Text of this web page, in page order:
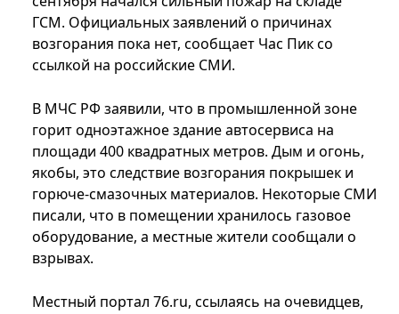
ГСМ. Официальных заявлений о причинах
возгорания пока нет, сообщает Час Пик со
ссылкой на российские СМИ.
В МЧС РФ заявили, что в промышленной зоне
горит одноэтажное здание автосервиса на
площади 400 квадратных метров. Дым и огонь,
якобы, это следствие возгорания покрышек и
горюче-смазочных материалов. Некоторые СМИ
писали, что в помещении хранилось газовое
оборудование, а местные жители сообщали о
взрывах.
Местный портал 76.ru, ссылаясь на очевидцев,